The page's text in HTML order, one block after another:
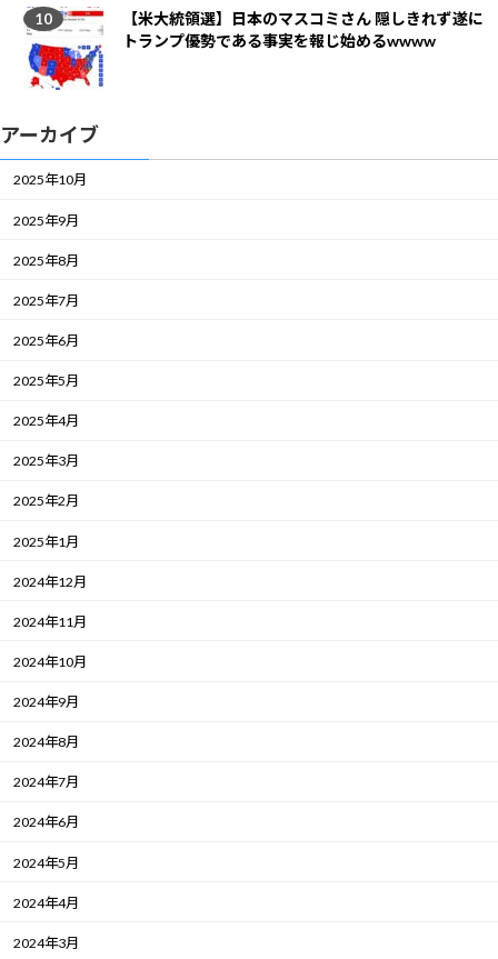
【米大統領選】日本のマスコミさん 隠しきれず遂に
トランプ優勢である事実を報じ始めるwwww
アーカイブ
2025年10月
2025年9月
2025年8月
2025年7月
2025年6月
2025年5月
2025年4月
2025年3月
2025年2月
2025年1月
2024年12月
2024年11月
2024年10月
2024年9月
2024年8月
2024年7月
2024年6月
2024年5月
2024年4月
2024年3月